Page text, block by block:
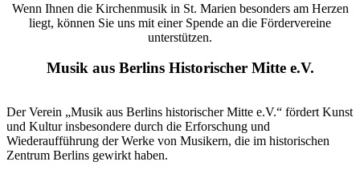
Wenn Ihnen die Kirchenmusik in St. Marien besonders am Herzen
liegt, können Sie uns mit einer Spende an die Fördervereine
unterstützen.
Musik aus Berlins Historischer Mitte e.V.
Der Verein „Musik aus Berlins historischer Mitte e.V.“ fördert Kunst
und Kultur insbesondere durch die Erforschung und
Wiederaufführung der Werke von Musikern, die im historischen
Zentrum Berlins gewirkt haben.